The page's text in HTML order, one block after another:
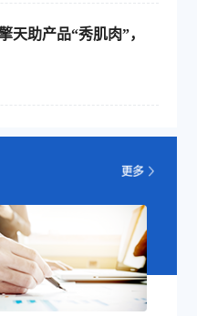
天助产品“秀肌肉”，